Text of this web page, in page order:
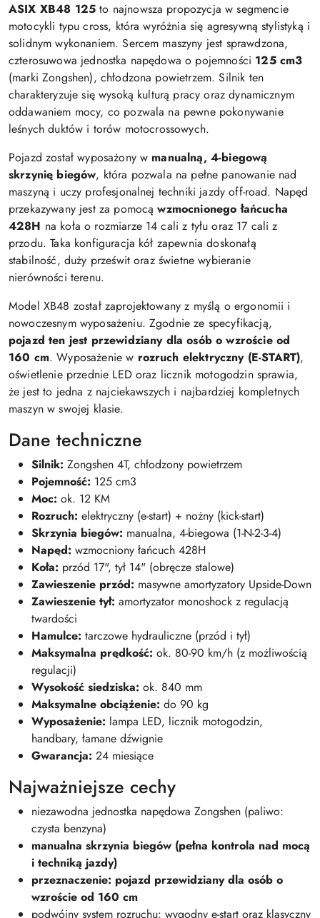
ASIX XB48 125 to najnowsza propozycja w segmencie
motocykli typu cross, która wyróżnia się agresywną stylistyką i
solidnym wykonaniem. Sercem maszyny jest sprawdzona,
czterosuwowa jednostka napędowa o pojemności 125 cm3
(marki Zongshen), chłodzona powietrzem. Silnik ten
charakteryzuje się wysoką kulturą pracy oraz dynamicznym
oddawaniem mocy, co pozwala na pewne pokonywanie
leśnych duktów i torów motocrossowych.
Pojazd został wyposażony w manualną, 4-biegową
skrzynię biegów, która pozwala na pełne panowanie nad
maszyną i uczy profesjonalnej techniki jazdy off-road. Napęd
przekazywany jest za pomocąwzmocnionego łańcucha
428H na koła o rozmiarze 14 cali z tyłu oraz 17 cali z
przodu. Taka konfiguracja kół zapewnia doskonałą
stabilność, duży prześwit oraz świetne wybieranie
nierówności terenu.
Model XB48 został zaprojektowany z myślą o ergonomii i
nowoczesnym wyposażeniu. Zgodnie ze specyfikacją,
pojazd ten jest przewidziany dla osób o wzroście od
160 cm. Wyposażenie w rozruch elektryczny (E-START),
oświetlenie przednie LED oraz licznik motogodzin sprawia,
że jest to jedna z najciekawszych i najbardziej kompletnych
maszyn w swojej klasie.
Dane techniczne
Silnik: Zongshen 4T, chłodzony powietrzem
Pojemność: 125 cm3
Moc: ok. 12 KM
Rozruch: elektryczny (e-start) + nożny (kick-start)
Skrzynia biegów: manualna, 4-biegowa (1-N-2-3-4)
Napęd: wzmocniony łańcuch 428H
Koła: przód 17", tył 14" (obręcze stalowe)
Zawieszenie przód: masywne amortyzatory Upside-Down
Zawieszenie tył: amortyzator monoshock z regulacją
twardości
Hamulce: tarczowe hydrauliczne (przód i tył)
Maksymalna prędkość: ok. 80-90 km/h (z możliwością
regulacji)
Wysokość siedziska: ok. 840 mm
Maksymalne obciążenie: do 90 kg
Wyposażenie: lampa LED, licznik motogodzin,
handbary, łamane dźwignie
Gwarancja: 24 miesiące
Najważniejsze cechy
niezawodna jednostka napędowa Zongshen (paliwo:
czysta benzyna)
manualna skrzynia biegów (pełna kontrola nad mocą
i techniką jazdy)
przeznaczenie: pojazd przewidziany dla osób o
wzroście od 160 cm
podwójny system rozruchu: wygodny e-start oraz klasyczny